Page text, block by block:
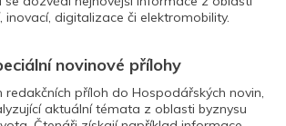
inovací, digitalizace či elektromobility.
novinové přílohy
redakčních příloh do Hospodářských novin,
aktuální témata z oblasti byznysu